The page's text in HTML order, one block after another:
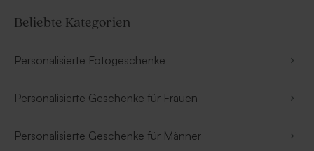
Beliebte Kategorien
Personalisierte Fotogeschenke
Personalisierte Geschenke für Frauen
Personalisierte Geschenke für Männer